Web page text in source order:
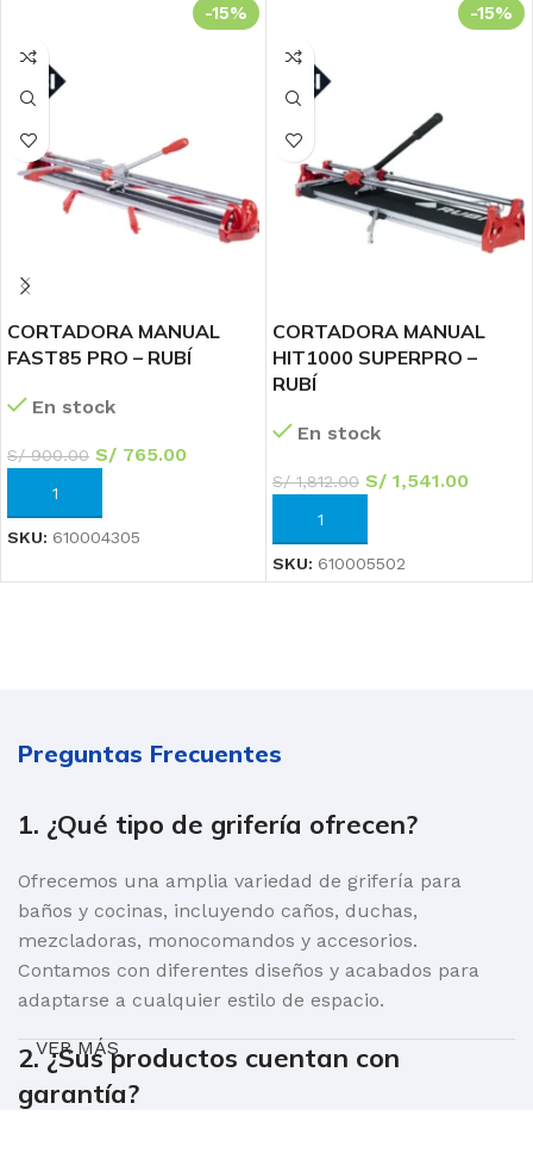
-15%
CORTADORA MANUAL
FAST85 PRO – RUBÍ
En stock
S/900.00 S/ 765.00
AÑADIR AL CARRITO
SKU: 610004305
-15%
CORTADORA MANUAL
HIT1000 SUPERPRO –
RUBÍ
En stock
S/1,812.00 S/ 1,541.00
AÑADIR AL CARRITO
SKU: 610005502
Preguntas Frecuentes
1. ¿Qué tipo de grifería ofrecen?
Ofrecemos una amplia variedad de grifería para
baños y cocinas, incluyendo caños, duchas,
mezcladoras, monocomandos y accesorios.
Contamos con diferentes diseños y acabados para
adaptarse a cualquier estilo de espacio.
2. ¿Sus productos cuentan con
garantía?
VER MÁS